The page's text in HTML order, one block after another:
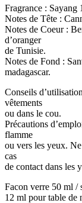
Fragrance : Sayang
Notes de Tête :
Notes de Coeur :
d’oranger
de Tunisie.
Notes de Fond :
madagascar.
Conseils
vêtements
ou dans le cou.
Précautions
flamme
ou vers les yeux.
cas
de contact dans les
Facon verre 50 ml /
12 ml pour table de